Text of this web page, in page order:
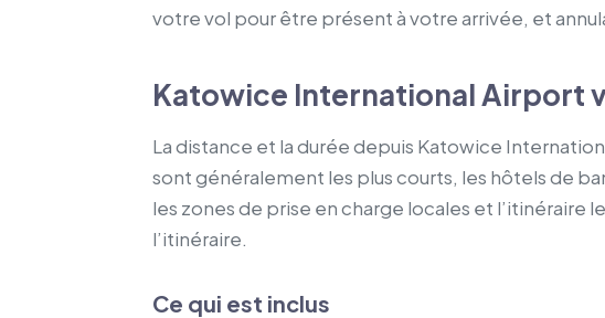
votre vol pour être présent à votre arrivée, et
Katowice International Airport
La distance et la durée depuis Katowice
sont généralement les plus courts, les hôtels de
les zones de prise en charge locales et l’itinéraire
l’itinéraire.
Ce qui est inclus